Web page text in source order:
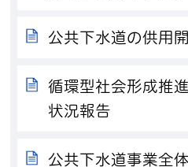
公共下水道の供用
循環型社会形成推
状況報告
公共下水道事業全